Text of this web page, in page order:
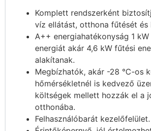
Komplett rendszerként
víz ellátást, otthona fűtését és
A++ energiahatékonyság 1
energiát akár 4,6 kW fűtési
alakítanak.
Megbízhatók, akár -28 °C-os
hőmérsékletnél is kedvező
költségek mellett hozzák el a
otthonába.
Felhasználóbarát kezelőfelület.